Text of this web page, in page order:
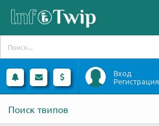
Вход
Регистрация
Поиск твипов